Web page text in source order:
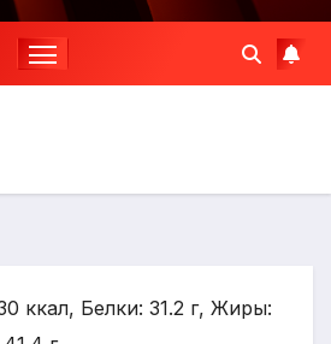
ккал, Белки: 31.2 г, Жиры: